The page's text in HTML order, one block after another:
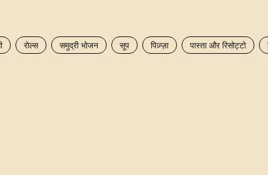
रोल्स समुद्री भोजन सूप पिज़्ज़ा पास्ता और रिसोट्टो